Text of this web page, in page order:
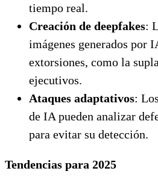
tiempo real.
Creación de deepfakes:
imágenes generados por
extorsiones, como la
ejecutivos.
Ataques adaptativos:
de IA pueden analizar
para evitar su detección.
Tendencias para 2025